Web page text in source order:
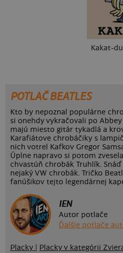
Kakat-du
POTLAČ BEATLES
Kto by nepoznal populárne
si onehdy vykračovali po
majú miesto gitár tykadlá a
Karafiátove chrobáčiky s
nich votrel Kafkov Gregor
Úplne napravo si potom
chvastúň chrobák Truhlík.
nejaký VW chrobák. Tričko
fanúšikov tejto legendárnej
IEN
Autor potlače
Ďalšie potlače
Placky Placky v kategórii